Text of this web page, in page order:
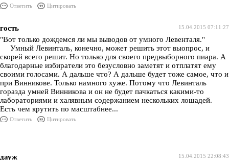
Ответить Цитировать
15.04.2015 07:11:27
гость
"Вот только дождемся ли мы выводов от умного Левенталя."
Умный Левинталь, конечно, может решить этот выопрос, и
скорей всего решит. Но только для своего предвыборного пиара. А
благодарные избиратели это безусловно заметят и отплатят ему
своими голосами. А дальше что? А дальше будет тоже самое, что и
при Винникове. Только намного хуже. Потому что Левинталь
горазда умней Винникова и он не будет пачкаться какими-то
лабораториями и халявным содержанием нескольких лошадей.
Есть чем крутить по масштабнее...
Ответить Цитировать
15.04.2015 22:08:43
дауж